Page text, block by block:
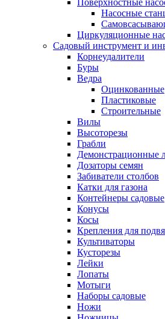
Поверхностные
Насосные
Циркуляционные
Садовый инструмент и
Корнеудалители
Буры
Ведра
Оцинкованные
Пластиковые
Строительные
Вилы
Высоторезы
Грабли
Демонстрационные
Дозаторы семян
Забиватели столбов
Катки для газона
Контейнеры садовые
Конусы
Косы
Крепления для
Культиваторы
Кусторезы
Лейки
Лопаты
Мотыги
Наборы садовые
Ножи